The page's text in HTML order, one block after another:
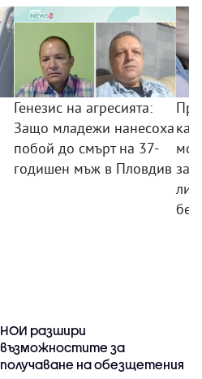
Генезис на агресията:
Защо младежи нанесоха
побой до смърт на 37-
годишен мъж в Пловдив
ли
НОИ разшири
възможностите за
получаване на обезщетения